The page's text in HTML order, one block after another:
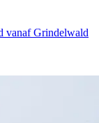
vanaf Grindelwald